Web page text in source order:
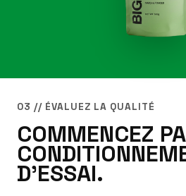
03 // ÉVALUEZ LA QUALITÉ
COMMENCEZ
D'ESSAI.